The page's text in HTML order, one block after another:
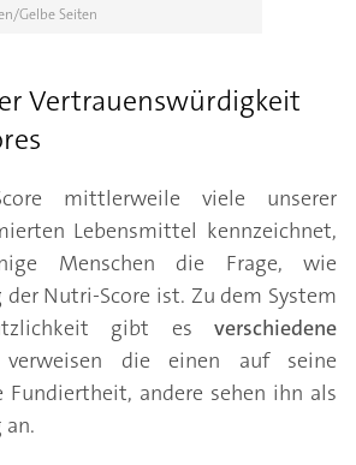
Gelbe Seiten
Vertrauenswürdigkeit
mittlerweile viele unserer
Lebensmittel kennzeichnet,
Menschen die Frage, wie
der Nutri-Score ist. Zu dem System
gibt es verschiedene
die einen auf seine
Fundiertheit, andere sehen ihn als